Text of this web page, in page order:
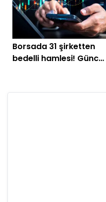
Borsada 31 şirketten
bedelli hamlesi! Güncel